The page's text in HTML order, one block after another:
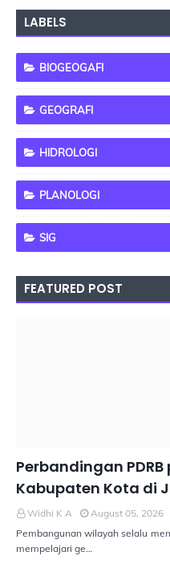
LABELS
BIOGEOGAFI
GEOGRAFI
HIDROLOGI
PLANOLOGI
SIG
FEATURED POST
Perbandingan
Kabupaten Kota di
Widhi K A
August 05, 2026
Pembangunan wilayah selalu
mempelajari ge…